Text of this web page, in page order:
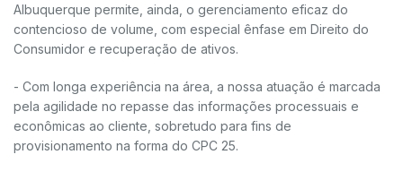
Albuquerque permite, ainda, o gerenciamento eficaz do
contencioso de volume, com especial ênfase em Direito do
Consumidor e recuperação de ativos.
- Com longa experiência na área, a nossa atuação é marcada
pela agilidade no repasse das informações processuais e
econômicas ao cliente, sobretudo para fins de
provisionamento na forma do CPC 25.